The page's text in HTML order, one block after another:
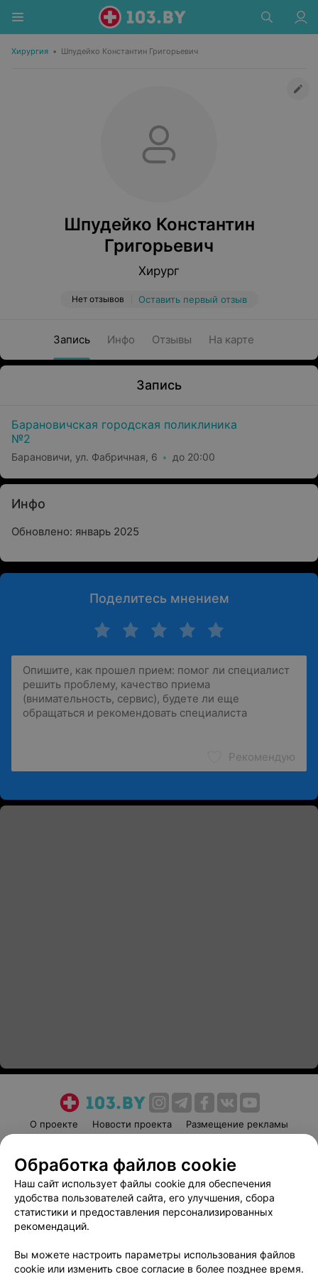
Хирургия • Шпудейко Константин Григорьевич
Шпудейко Константин
Григорьевич
Хирург
Нет отзывов Оставить первый отзыв
Запись Инфо Отзывы На карте
Запись
Барановичская городская поликлиника
№2
Барановичи, ул. Фабричная, 6 до 20:00
Инфо
Обновлено: январь 2025
Поделитесь мнением
Рекомендую
О проекте Новости проекта
Размещение рекламы
Пользовательское соглашение
Способы оплаты
Вакансии
Партнеры
Написать руководителю 103.by
Обработка персональных данных
Обработка файлов cookie
Наш сайт использует файлы cookie для обеспечения
удобства пользователей сайта, его улучшения, сбора
статистики и предоставления персонализированных
рекомендаций.
Вы можете настроить параметры использования файлов
cookie или изменить свое согласие в более позднее время.